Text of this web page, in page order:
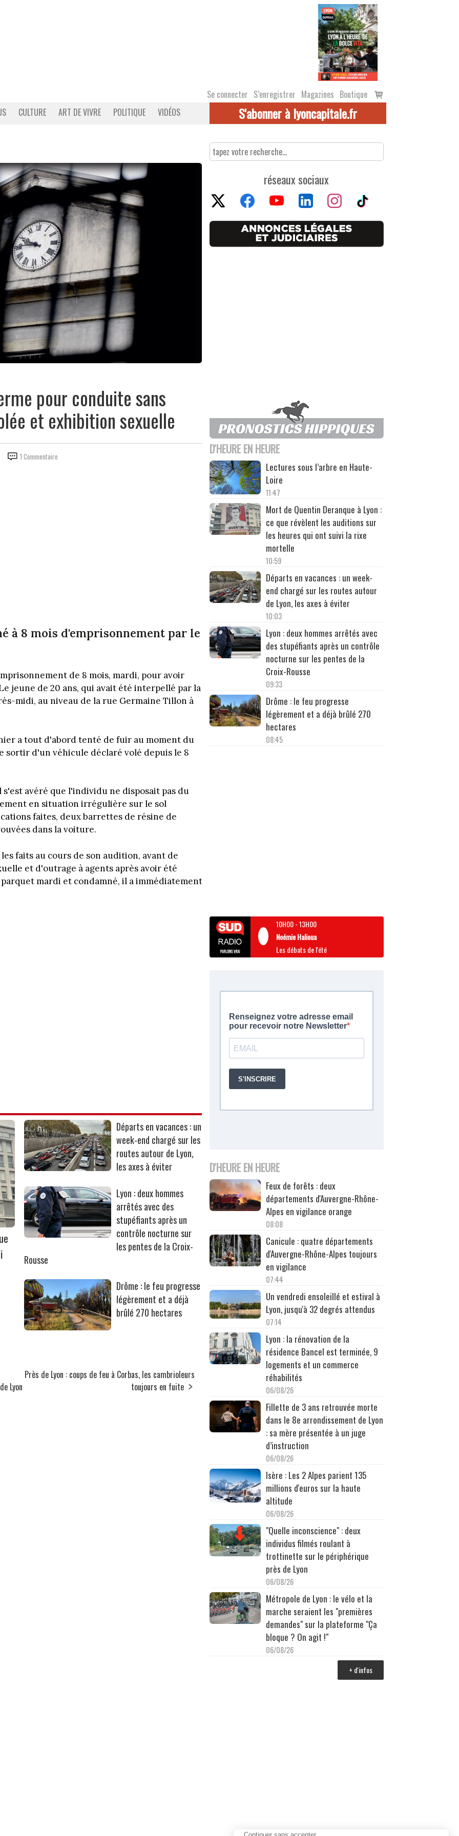
Se connecter S’enregistrer Magazines Boutique
Voir
le
CULTURE ART DE VIVRE POLITIQUE VIDÉOS S'abonner à lyoncapitale.fr
pour conduite sans
et exhibition sexuelle
1 Commentaire
à 8 mois d'emprisonnement par le
de 8 mois, mardi, pour avoir
jeune de 20 ans, qui avait été interpellé par la
midi, au niveau de la rue Germaine Tillon à
a tout d'abord tenté de fuir au moment du
sortir d'un véhicule déclaré volé depuis le 8
avéré que l'individu ne disposait pas du
en situation irrégulière sur le sol
faites, deux barrettes de résine de
dans la voiture.
faits au cours de son audition, avant de
et d'outrage à agents après avoir été
mardi et condamné, il a immédiatement
Départs en vacances : un
week-end chargé sur les
routes autour de Lyon,
les axes à éviter
Lyon : deux hommes
arrêtés avec des
stupéfiants après un
contrôle nocturne sur
les pentes de la Croix-
Rousse
Drôme : le feu progresse
légèrement et a déjà
brûlé 270 hectares
Lyon
Près de Lyon : coups de feu à Corbas, les cambrioleurs
toujours en fuite
réseaux sociaux
D'HEURE EN HEURE
Lectures sous l’arbre en Haute-
Loire
11:47
Mort de Quentin Deranque à Lyon :
ce que révèlent les auditions sur
les heures qui ont suivi la rixe
mortelle
10:59
Départs en vacances : un week-
end chargé sur les routes autour
de Lyon, les axes à éviter
10:03
Lyon : deux hommes arrêtés avec
des stupéfiants après un contrôle
nocturne sur les pentes de la
Croix-Rousse
09:33
Drôme : le feu progresse
légèrement et a déjà brûlé 270
hectares
08:45
10H00-13H00
Noémie Halioua
Les débats de l'été
D'HEURE EN HEURE
Feux de forêts : deux
départements d'Auvergne-Rhône-
Alpes en vigilance orange
08:08
Canicule : quatre départements
d'Auvergne-Rhône-Alpes toujours
en vigilance
07:44
Un vendredi ensoleillé et estival à
Lyon, jusqu'à 32 degrés attendus
07:14
Lyon : la rénovation de la
résidence Bancel est terminée, 9
logements et un commerce
réhabilités
06/08/26
Fillette de 3 ans retrouvée morte
dans le 8e arrondissement de Lyon
: sa mère présentée à un juge
d’instruction
06/08/26
Isère : Les 2 Alpes parient 135
millions d'euros sur la haute
altitude
06/08/26
"Quelle inconscience" : deux
individus filmés roulant à
trottinette sur le périphérique
près de Lyon
06/08/26
Métropole de Lyon : le vélo et la
marche seraient les "premières
demandes" sur la plateforme "Ça
bloque ? On agit !"
06/08/26
+ d'infos